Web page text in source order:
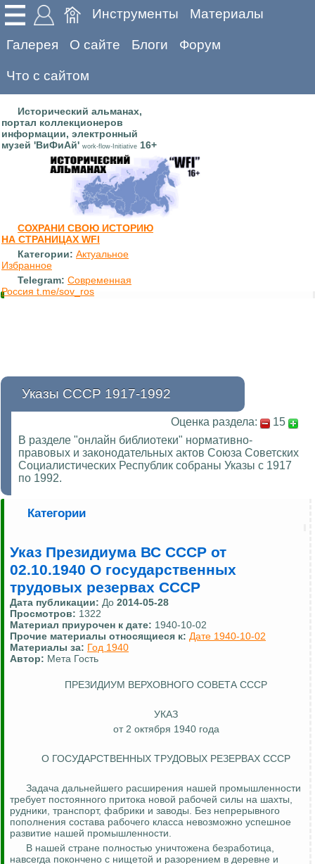
Инструменты Материалы
Галерея О сайте Блоги Форум
Что с сайтом
Исторический альманах,
портал коллекционеров
информации, электронный
музей 'ВиФиАй' work-flow-Initiative 16+
СОХРАНИ СВОЮ ИСТОРИЮ
НА СТРАНИЦАХ WFI
Категории: Актуальное
Избранное
Telegram: Современная
Россия t.me/sov_ros
Указы СССР 1917-1992
Оценка раздела:
15
В разделе "онлайн библиотеки" нормативно-
правовых и законодательных актов Союза Советских
Социалистических Республик собраны Указы с 1917
по 1992.
Категории
Указ Президиума ВС СССР от
02.10.1940 О государственных
трудовых резервах СССР
Дата публикации: До 2014-05-28
Просмотров: 1322
Материал приурочен к дате: 1940-10-02
Прочие материалы относящиеся к: Дате 1940-10-02
Материалы за: Год 1940
Автор: Мета Гость
ПРЕЗИДИУМ ВЕРХОВНОГО СОВЕТА СССР
УКАЗ
от 2 октября 1940 года
О ГОСУДАРСТВЕННЫХ ТРУДОВЫХ РЕЗЕРВАХ СССР
Задача дальнейшего расширения нашей промышленности
требует постоянного притока новой рабочей силы на шахты,
рудники, транспорт, фабрики и заводы. Без непрерывного
пополнения состава рабочего класса невозможно успешное
развитие нашей промышленности.
В нашей стране полностью уничтожена безработица,
навсегда покончено с нищетой и разорением в деревне и